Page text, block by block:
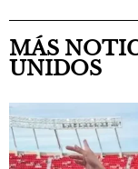
MÁS
UNIDOS